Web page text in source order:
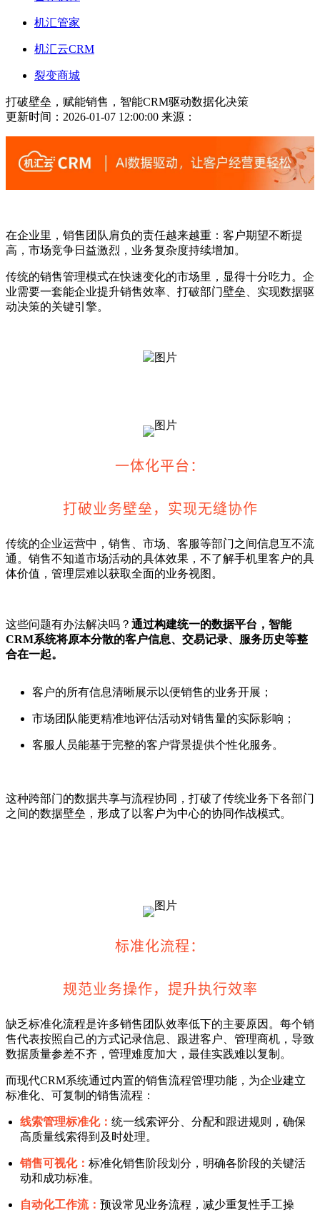
机汇管家
机汇云CRM
裂变商城
打破壁垒，赋能销售，智能CRM驱动数据化决策
更新时间：2026-01-07 12:00:00 来源：
在企业里，销售团队肩负的责任越来越重：客户期望不断提
高，市场竞争日益激烈，业务复杂度持续增加。
传统的销售管理模式在快速变化的市场里，显得十分吃力。企
业需要一套能企业提升销售效率、打破部门壁垒、实现数据驱
动决策的关键引擎。
一体化平台：
打破业务壁垒，实现无缝协作
传统的企业运营中，销售、市场、客服等部门之间信息互不流
通。销售不知道市场活动的具体效果，不了解手机里客户的具
体价值，管理层难以获取全面的业务视图。
这些问题有办法解决吗？ 通过构建统一的数据平台，智能
CRM系统将原本分散的客户信息、交易记录、服务历史等整
合在一起。
客户的所有信息清晰展示以便销售的业务开展；
市场团队能更精准地评估活动对销售量的实际影响；
客服人员能基于完整的客户背景提供个性化服务。
这种跨部门的数据共享与流程协同，打破了传统业务下各部门
之间的数据壁垒，形成了以客户为中心的协同作战模式。
标准化流程：
规范业务操作，提升执行效率
缺乏标准化流程是许多销售团队效率低下的主要原因。每个销
售代表按照自己的方式记录信息、跟进客户、管理商机，导致
数据质量参差不齐，管理难度加大，最佳实践难以复制。
而现代CRM系统通过内置的销售流程管理功能，为企业建立
标准化、可复制的销售流程：
线索管理标准化： 统一线索评分、分配和跟进规则，确保
高质量线索得到及时处理。
销售可视化： 标准化销售阶段划分，明确各阶段的关键活
动和成功标准。
自动化工作流： 预设常见业务流程，减少重复性手工操